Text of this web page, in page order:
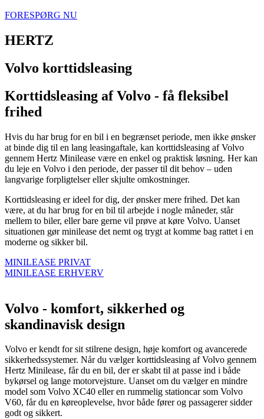
FORESPØRG NU
HERTZ
Volvo korttidsleasing
Korttidsleasing af Volvo - få fleksibel
frihed
Hvis du har brug for en bil i en begrænset periode, men ikke ønsker
at binde dig til en lang leasingaftale, kan korttidsleasing af Volvo
gennem Hertz Minilease være en enkel og praktisk løsning. Her kan
du leje en Volvo i den periode, der passer til dit behov – uden
langvarige forpligtelser eller skjulte omkostninger.
Korttidsleasing er ideel for dig, der ønsker mere frihed. Det kan
være, at du har brug for en bil til arbejde i nogle måneder, står
mellem to biler, eller bare gerne vil prøve at køre Volvo. Uanset
situationen gør minilease det nemt og trygt at komme bag rattet i en
moderne og sikker bil.
MINILEASE PRIVAT
MINILEASE ERHVERV
Volvo - komfort, sikkerhed og
skandinavisk design
Volvo er kendt for sit stilrene design, høje komfort og avancerede
sikkerhedssystemer. Når du vælger korttidsleasing af Volvo gennem
Hertz Minilease, får du en bil, der er skabt til at passe ind i både
bykørsel og lange motorvejsture. Uanset om du vælger en mindre
model som Volvo XC40 eller en rummelig stationcar som Volvo
V60, får du en køreoplevelse, hvor både fører og passagerer sidder
godt og sikkert.